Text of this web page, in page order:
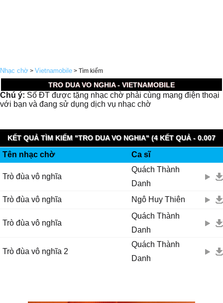
Nhạc chờ > Vietnamobile > Tìm kiếm
TRO DUA VO NGHIA - VIETNAMOBILE
Chú ý: Số ĐT được tặng nhạc chờ phải cùng mạng điện thoại
với bạn và đang sử dụng dịch vụ nhạc chờ
KẾT QUẢ TÌM KIẾM "TRO DUA VO NGHIA" (4 KẾT QUẢ - 0.007
Tên nhạc chờ Ca sĩ
Trò đùa vô nghĩa
Quách Thành
Danh
Trò đùa vô nghĩa
Ngô Huy Thiên
Trò đùa vô nghĩa
Quách Thành
Danh
Trò đùa vô nghĩa 2
Quách Thành
Danh